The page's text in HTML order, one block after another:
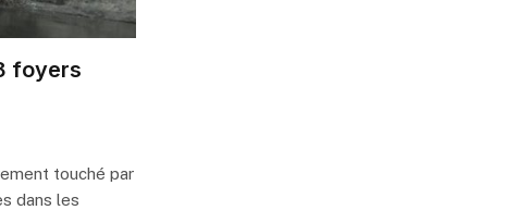
foyers
touché par
dans les